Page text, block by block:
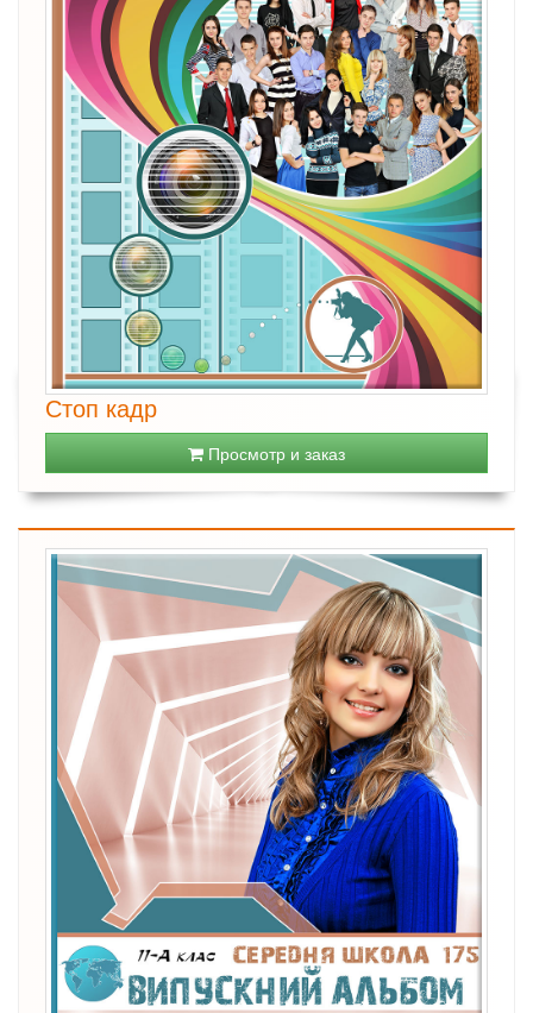
Стоп кадр
Просмотр и заказ